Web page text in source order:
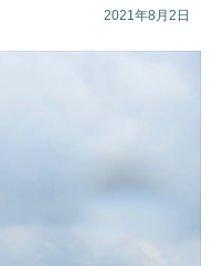
2021年8月2日